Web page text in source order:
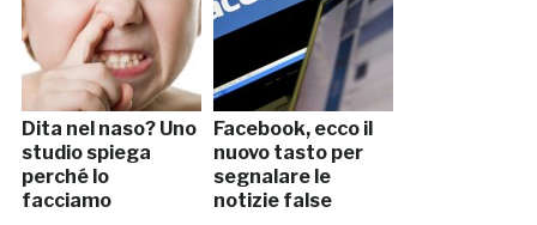
Dita nel naso? Uno
studio spiega
perché lo
facciamo
Facebook, ecco il
nuovo tasto per
segnalare le
notizie false